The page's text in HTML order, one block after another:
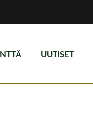
UUTISET